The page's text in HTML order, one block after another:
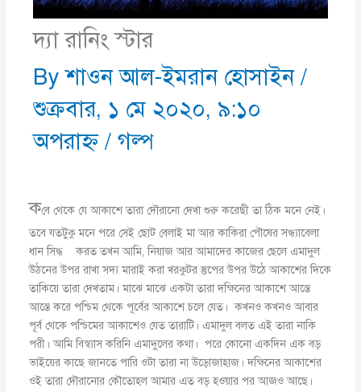
দ্যা রানিং স্টার
Byশাওন আল-ইমরান হোসাইন/
শুক্রবার, ১ মে ২০২০, ৯:১০
অপরাহ্ণ/গল্প
কবে থেকে যে আকাশে তারা দৌরানো দেখা শুরু করেছী তা ঠিক মনে নেই।
তবে যতটুকু মনে পরে সেই ছোট বেলাই মা আর কাকিরা পৌষের সন্ধ্যাবেলা
ধান সিদ্ধ করত তখন আমি, নিয়াজ আর আমাদের কাজের ছেলে এমাদুল
উঠনের উপর রাখা সদ্য মারাই করা খরকুটর স্তুপের উপর উঠে আকাশের দিকে
তাকিয়ে তারা দেখতাম। মাঝে মাঝে একটা তারা দক্ষিনের আকাশে আস্তে
আস্তে করে পশ্চিম থেকে পূর্বের আকাশে চলে যেত। কখনও কখনও আবার
পূর্ব থেকে পশ্চিমের আকাশেও যেত তারাটি। এমাদুল বলত এই তারা নাকি
পরী। আমি বিস্ব্যাস করিনি এমাদুলের কথা। পরে কোনো একদিন এক বড়
ভাইয়ের কাছে জানতে পারি ওটা তারা না উড়োজাহাজ। দক্ষিনের আকাশের
ওই তারা দৌরানোর কৌতোহল আমার এত বড় হওয়ার পর আজও আছে।